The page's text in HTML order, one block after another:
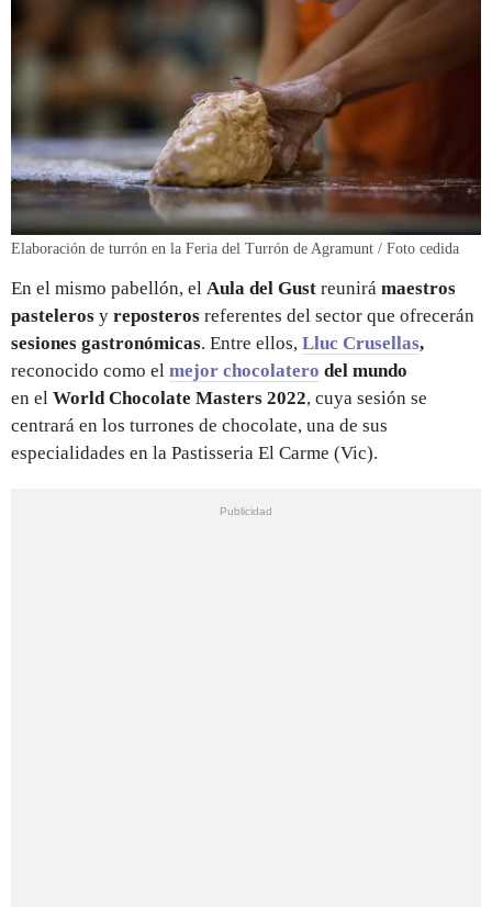
Elaboración de turrón en la Feria del Turrón de Agramunt / Foto cedida
En el mismo pabellón, el Aula del Gust reunirá maestros
pasteleros y reposteros referentes del sector que ofrecerán
sesiones gastronómicas. Entre ellos, Lluc Crusellas,
reconocido como el mejor chocolatero del mundo
en el World Chocolate Masters 2022, cuya sesión se
centrará en los turrones de chocolate, una de sus
especialidades en la Pastisseria El Carme (Vic).